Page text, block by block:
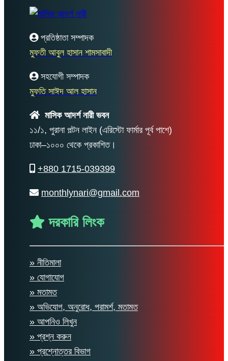
প্রতিষ্ঠাতা সম্পাদক
মুফতী আবুল হাসান শামসাবাদী
সহযোগী সম্পাদক
মুফতি সাঈদ আল হাসান
মাসিক আদর্শ নারী ভবন
১১/১, পুরানা পল্টন লাইন (এরিস্টো ফার্মার পূর্ব পাশে)
ঢাকা–১০০০ থেকে প্রকাশিত।
+880 1715-039399
monthlynari@gmail.com
দরকারি লিংক
» নীতিমালা
» যোগাযোগ
» মতামত
» অভিযোগ, অনুরোধ, পরামর্শ, মতামত
» আপনিও লিখুন
» প্রশ্ন করুন
» প্রশ্নোত্তর বিভাগ